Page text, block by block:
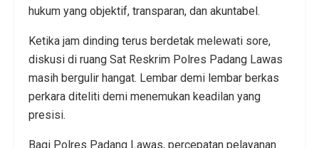
hukum yang objektif, transparan, dan akuntabel.
Ketika jam dinding terus berdetak melewati sore,
diskusi di ruang Sat Reskrim Polres Padang Lawas
masih bergulir hangat. Lembar demi lembar berkas
perkara diteliti demi menemukan keadilan yang
presisi.
Bagi Polres Padang Lawas, percepatan pelayanan